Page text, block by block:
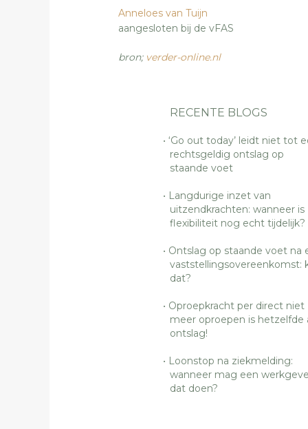
Anneloes van Tuijn
aangesloten bij de vFAS
bron; verder-online.nl
RECENTE BLOGS
‘Go out today’ leidt niet tot
rechtsgeldig ontslag op
staande voet
Langdurige inzet van
uitzendkrachten: wanneer is
flexibiliteit nog echt tijdelijk?
Ontslag op staande voet na
vaststellingsovereenkomst:
dat?
Oproepkracht per direct niet
meer oproepen is hetzelfde
ontslag!
Loonstop na ziekmelding:
wanneer mag een
dat doen?